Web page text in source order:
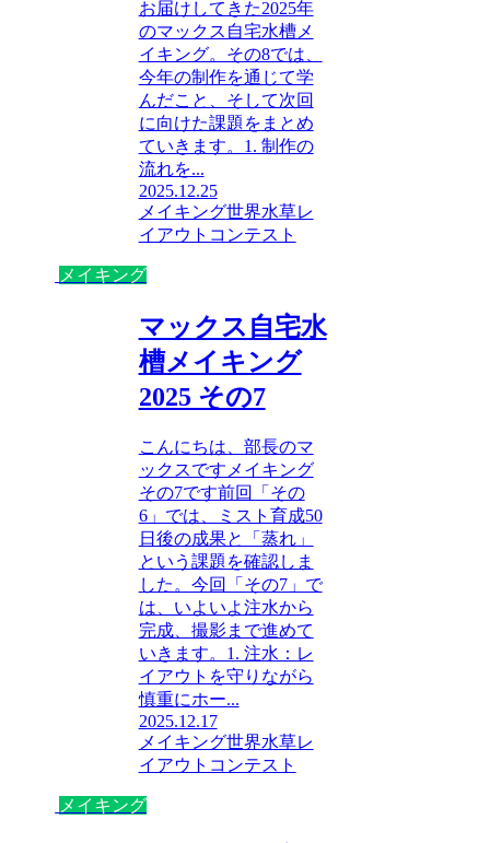
お届けしてきた2025年
のマックス自宅水槽メ
イキング。その8では、
今年の制作を通じて学
んだこと、そして次回
に向けた課題をまとめ
ていきます。1. 制作の
流れを...
2025.12.25
メイキング世界水草レ
イアウトコンテスト
メイキング
マックス自宅水
槽メイキング
2025 その7
こんにちは、部長のマ
ックスですメイキング
その7です前回「その
6」では、ミスト育成50
日後の成果と「蒸れ」
という課題を確認しま
した。今回「その7」で
は、いよいよ注水から
完成、撮影まで進めて
いきます。1. 注水：レ
イアウトを守りながら
慎重にホー...
2025.12.17
メイキング世界水草レ
イアウトコンテスト
メイキング